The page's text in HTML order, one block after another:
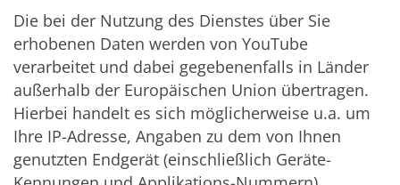
Die bei der Nutzung des Dienstes über Sie
erhobenen Daten werden von YouTube
verarbeitet und dabei gegebenenfalls in Länder
außerhalb der Europäischen Union übertragen.
Hierbei handelt es sich möglicherweise u.a. um
Ihre IP-Adresse, Angaben zu dem von Ihnen
genutzten Endgerät (einschließlich Geräte-